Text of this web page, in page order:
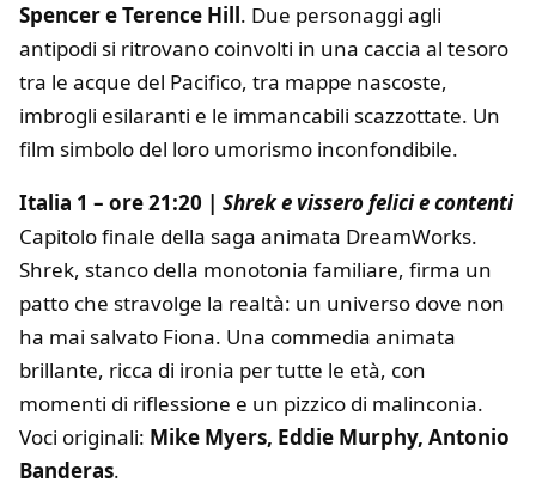
Spencer e Terence Hill. Due personaggi agli
antipodi si ritrovano coinvolti in una caccia al tesoro
tra le acque del Pacifico, tra mappe nascoste,
imbrogli esilaranti e le immancabili scazzottate. Un
film simbolo del loro umorismo inconfondibile.
Italia 1 – ore 21:20 | Shrek e vissero felici e contenti
Capitolo finale della saga animata DreamWorks.
Shrek, stanco della monotonia familiare, firma un
patto che stravolge la realtà: un universo dove non
ha mai salvato Fiona. Una commedia animata
brillante, ricca di ironia per tutte le età, con
momenti di riflessione e un pizzico di malinconia.
Voci originali: Mike Myers, Eddie Murphy, Antonio
Banderas.